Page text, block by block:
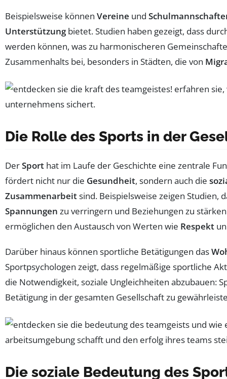
Beispielsweise können Vereine und
Unterstützungbietet. Studien haben gezeigt, dass
werden können, was zu harmonischeren
Zusammenhalts bei, besonders in Städten, die von
Die Rolle des Sports in der
DerSport hat im Laufe der Geschichte eine zentrale
fördert nicht nur die Gesundheit, sondern auch die
Zusammenarbeitsind. Beispielsweise zeigen
Spannungen zu verringern und Beziehungen zu
ermöglichen den Austausch von Werten wie Respekt
Darüber hinaus können sportliche Betätigungen das
Sportpsychologen zeigt, dass regelmäßige sportliche
die Notwendigkeit, soziale Ungleichheiten abzubauen:
Betätigung in der gesamten Gesellschaft zu
Die soziale Bedeutung des